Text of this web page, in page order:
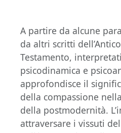
A partire da alcune
da altri scritti
Testamento,
psicodinamica e
approfondisce il
della compassione
della postmodernità.
attraversare i vissuti